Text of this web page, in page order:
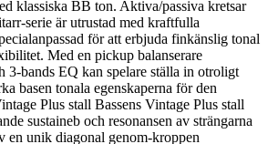
klassiska BB ton. Aktiva/passiva kretsar
serie är utrustad med kraftfulla
för att erbjuda finkänslig tonal
Med en pickup balanserare
3-bands EQ kan spelare ställa in otroligt
basen tonala egenskaperna för den
Plus stall Bassens Vintage Plus stall
sustaineb och resonansen av strängarna
en unik diagonal genom-kroppen